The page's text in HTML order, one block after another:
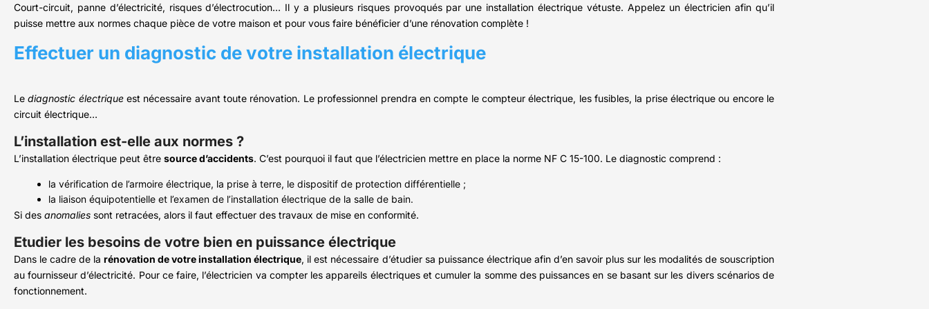
Court-circuit, panne d’électricité, risques d’électrocution… Il y a plusieurs risques provoqués par une installation électrique vétuste. Appelez un électricien afin qu’il
puisse mettre aux normes chaque pièce de votre maison et pour vous faire bénéficier d’une rénovation complète !
Effectuer un diagnostic de votre installation électrique
Lediagnostic électriqueest nécessaire avant toute rénovation. Le professionnel prendra en compte le compteur électrique, les fusibles, la prise électrique ou encore le
circuit électrique…
L’installation est-elle aux normes ?
L’installation électrique peut être source d’accidents. C’est pourquoi il faut que l’électricien mettre en place la norme NF C 15-100. Le diagnostic comprend :
la vérification de l’armoire électrique, la prise à terre, le dispositif de protection différentielle ;
la liaison équipotentielle et l’examen de l’installation électrique de la salle de bain.
Si des anomalies sont retracées, alors il faut effectuer des travaux de mise en conformité.
Etudier les besoins de votre bien en puissance électrique
Dans le cadre de larénovation de votre installation électrique, il est nécessaire d’étudier sa puissance électrique afin d’en savoir plus sur les modalités de souscription
au fournisseur d’électricité. Pour ce faire, l’électricien va compter les appareils électriques et cumuler la somme des puissances en se basant sur les divers scénarios de
fonctionnement.